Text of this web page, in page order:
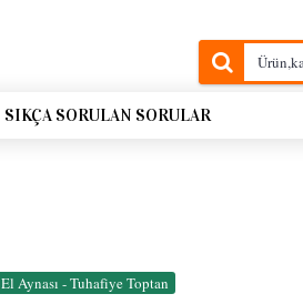
SIKÇA SORULAN SORULAR
El Aynası - Tuhafiye Toptan